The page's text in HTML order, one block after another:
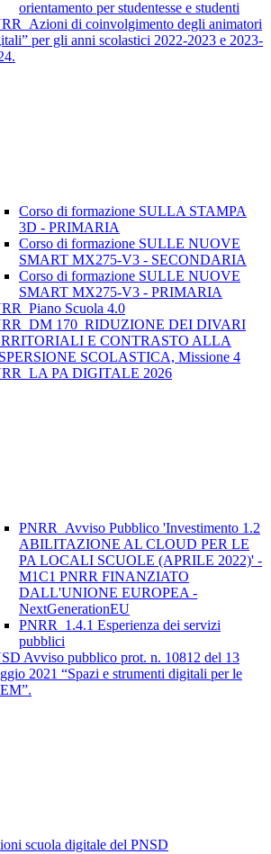
orientamento per studentesse e studenti
di coinvolgimento degli animatori
per gli anni scolastici 2022-2023 e 2023-
Corso di formazione SULLA STAMPA
3D - PRIMARIA
Corso di formazione SULLE NUOVE
SMART MX275-V3 - SECONDARIA
Corso di formazione SULLE NUOVE
SMART MX275-V3 - PRIMARIA
Scuola 4.0
170_RIDUZIONE DEI DIVARI
E CONTRASTO ALLA
SCOLASTICA, Missione 4
PA DIGITALE 2026
PNRR_Avviso Pubblico 'Investimento 1.2
ABILITAZIONE AL CLOUD PER LE
PA LOCALI SCUOLE (APRILE 2022)' -
M1C1 PNRR FINANZIATO
DALL'UNIONE EUROPEA -
NextGenerationEU
PNRR_1.4.1 Esperienza dei servizi
pubblici
Avviso pubblico prot. n. 10812 del 13
2021 “Spazi e strumenti digitali per le
scuola digitale del PNSD